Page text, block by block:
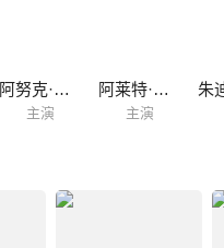
阿努克·艾梅
主演
阿莱特·普瓦里耶
主演